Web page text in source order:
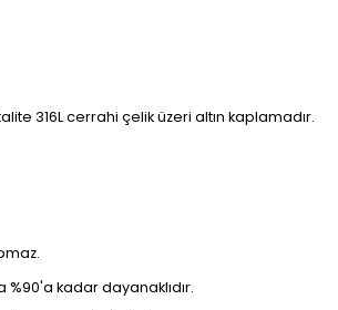
316L cerrahi çelik üzeri altın kaplamadır.
kadar dayanaklıdır.